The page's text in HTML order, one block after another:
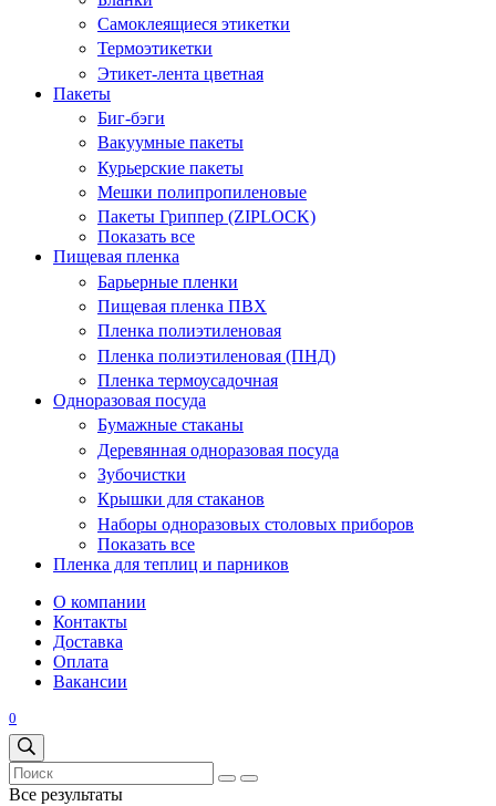
Самоклеящиеся этикетки
Термоэтикетки
Этикет-лента цветная
Пакеты
Биг-бэги
Вакуумные пакеты
Курьерские пакеты
Мешки полипропиленовые
Пакеты Гриппер (ZIPLOCK)
Показать все
Пищевая пленка
Барьерные пленки
Пищевая пленка ПВХ
Пленка полиэтиленовая
Пленка полиэтиленовая (ПНД)
Пленка термоусадочная
Одноразовая посуда
Бумажные стаканы
Деревянная одноразовая посуда
Зубочистки
Крышки для стаканов
Наборы одноразовых столовых приборов
Показать все
Пленка для теплиц и парников
О компании
Контакты
Доставка
Оплата
Вакансии
0
Все результаты